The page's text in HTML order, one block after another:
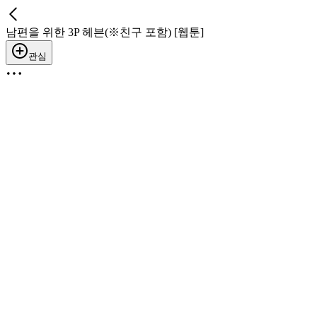
남편을 위한 3P 헤븐(※친구 포함) [웹툰]
관심